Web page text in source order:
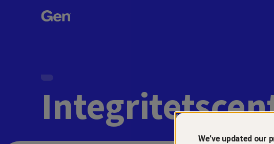
Gen™
We've updated our